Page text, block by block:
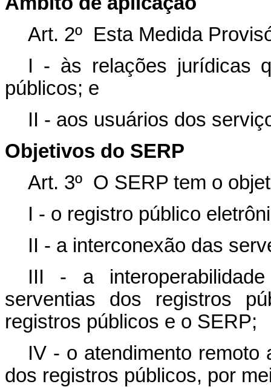
Art. 2º Esta Medida
I - às relações jurídicas
públicos; e
II - aos usuários dos
Objetivos do SERP
Art. 3º O SERP tem o
I - o registro público
II - a interconexão das
III - a
serventias dos registros
registros públicos e o SERP;
IV - o atendimento
dos registros públicos, por